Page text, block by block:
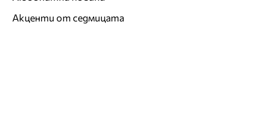
Акценти от седмицата